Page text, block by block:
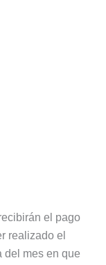
el pago
realizado el
del mes en que